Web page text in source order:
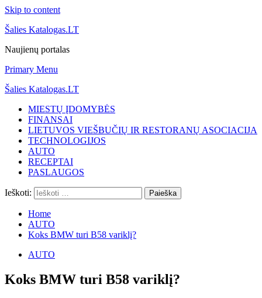
Skip to content
Šalies Katalogas.LT
Naujienų portalas
Primary Menu
Šalies Katalogas.LT
MIESTŲ ĮDOMYBĖS
FINANSAI
LIETUVOS VIEŠBUČIŲ IR RESTORANŲ ASOCIACIJA
TECHNOLOGIJOS
AUTO
RECEPTAI
PASLAUGOS
Ieškoti:
Home
AUTO
Koks BMW turi B58 variklį?
AUTO
Koks BMW turi B58 variklį?